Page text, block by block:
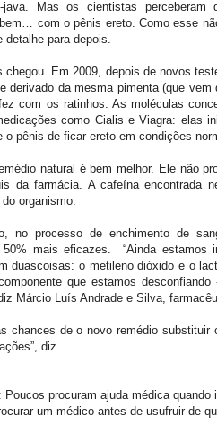
java. Mas os cientistas
com o pênis ereto. Como esse
detalhe para depois.
chegou. Em 2009, depois de novos
derivado da mesma pimenta (que
com os ratinhos. As moléculas
como Cialis e Viagra: elas
o pênis de ficar ereto em condições
natural é bem melhor. Ele não
da farmácia. A cafeína encontrada
organismo.
no processo de enchimento de
50% mais eficazes. “Ainda estamos
duascoisas: o metileno dióxido e o
que estamos
Márcio Luís Andrade e Silva,
chances de o novo remédio
diz.
Poucos procuram ajuda médica
um médico antes de usufruir de